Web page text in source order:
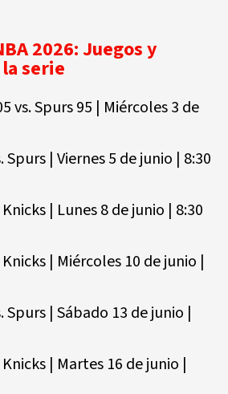
2026: Juegos y
serie
vs. Spurs 95 | Miércoles 3 de
Spurs | Viernes 5 de junio | 8:30
| Lunes 8 de junio | 8:30
| Miércoles 10 de junio |
Spurs | Sábado 13 de junio |
| Martes 16 de junio |